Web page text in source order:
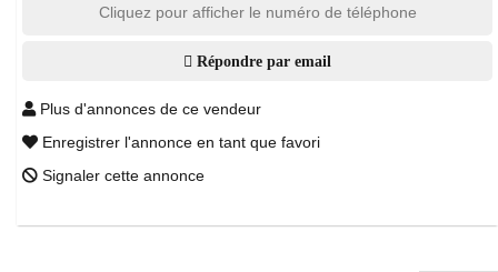
Cliquez pour afficher le numéro de téléphone
Répondre par email
Plus d'annonces de ce vendeur
Enregistrer l'annonce en tant que favori
Signaler cette annonce